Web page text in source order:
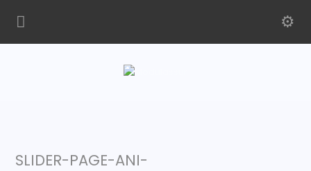
SLIDER-PAGE-ANI-